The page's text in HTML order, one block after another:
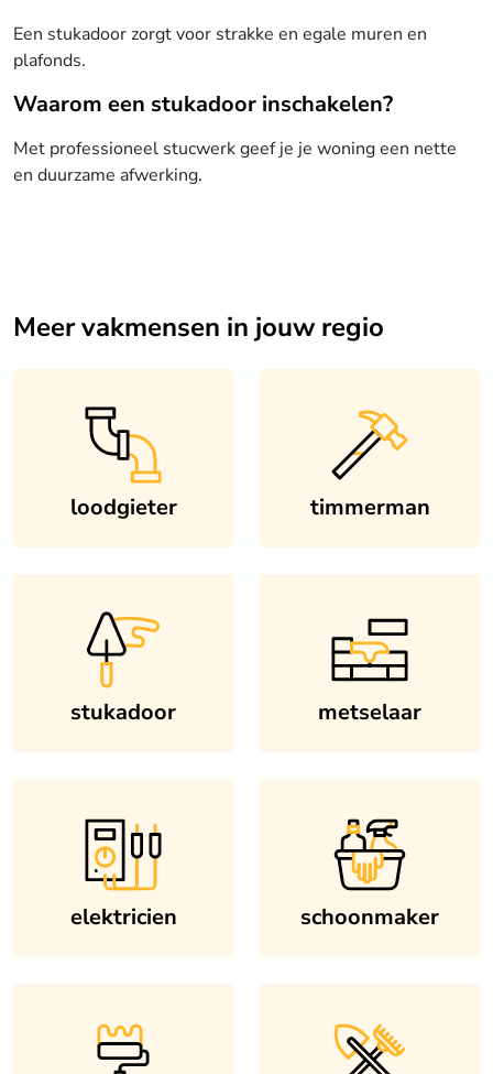
Een stukadoor zorgt voor strakke en egale muren en
plafonds.
Waarom een stukadoor inschakelen?
Met professioneel stucwerk geef je je woning een nette
en duurzame afwerking.
Meer vakmensen in jouw regio
loodgieter timmerman
stukadoor metselaar
elektricien schoonmaker